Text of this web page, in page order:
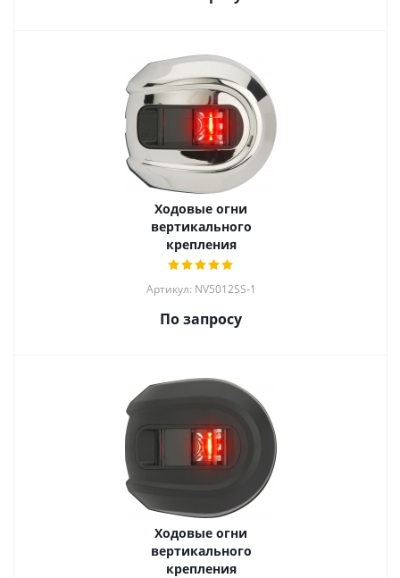
Ходовые огни
вертикального
крепления
Артикул: NV5012SS-1
По запросу
Ходовые огни
вертикального
крепления